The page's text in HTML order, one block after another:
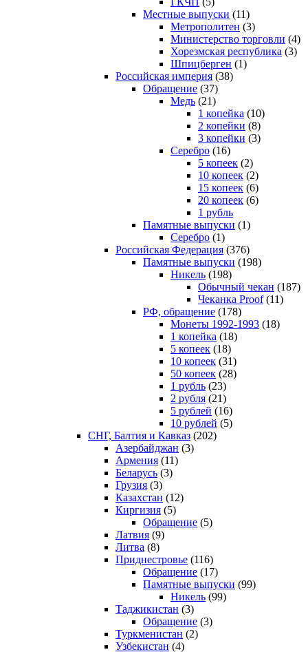
Местные выпуски (11)
Метрополитен (3)
Министерство торговли (4)
Хорезмская республика (3)
Шпицберген (1)
Российская империя (38)
Обращение (37)
Медь (21)
1 копейка (10)
2 копейки (8)
3 копейки (3)
Серебро (16)
5 копеек (2)
10 копеек (2)
15 копеек (6)
20 копеек (6)
1 рубль
Памятные выпуски (1)
Серебро (1)
Российская Федерация (376)
Памятные выпуски (198)
Никель (198)
Обычный чекан (187)
Чеканка Proof(11)
РФ, обращение (178)
Монеты 1992-1993 (18)
1 копейка (18)
5 копеек (18)
10 копеек (31)
50 копеек (28)
1 рубль (23)
2 рубля (21)
5 рублей (16)
10 рублей (5)
СНГ, Балтия и Кавказ (202)
Азербайджан (3)
Армения (11)
Беларусь (3)
Грузия (3)
Казахстан (12)
Киргизия (5)
Обращение (5)
Латвия (9)
Литва (8)
Приднестровье (116)
Обращение (17)
Памятные выпуски (99)
Никель (99)
Таджикистан (3)
Обращение (3)
Туркменистан (2)
Узбекистан (4)